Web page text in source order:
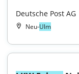
Deutsche Post AG
Neu-Ulm